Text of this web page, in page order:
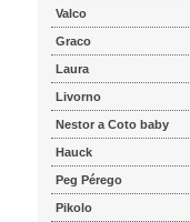
Valco
Graco
Laura
Livorno
Nestor a Coto baby
Hauck
Peg Pérego
Pikolo